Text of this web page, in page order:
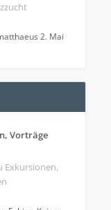
2. Mai
Vorträge
Exkursionen,